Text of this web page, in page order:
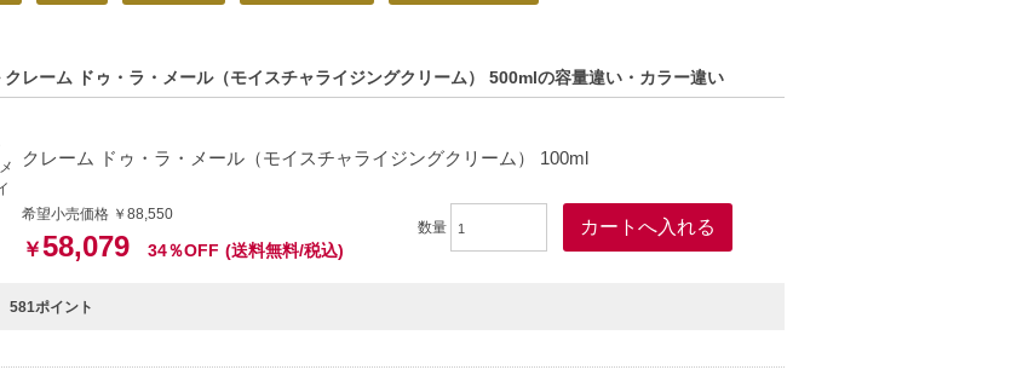
クレーム ドゥ・ラ・メール（モイスチャライジングクリーム） 500mlの容量違い・カラー違い
クレーム ドゥ・ラ・メール（モイスチャライジングクリーム） 100ml
希望小売価格 ￥88,550
￥58,079 34％OFF (送料無料/税込)
数量
581ポイント